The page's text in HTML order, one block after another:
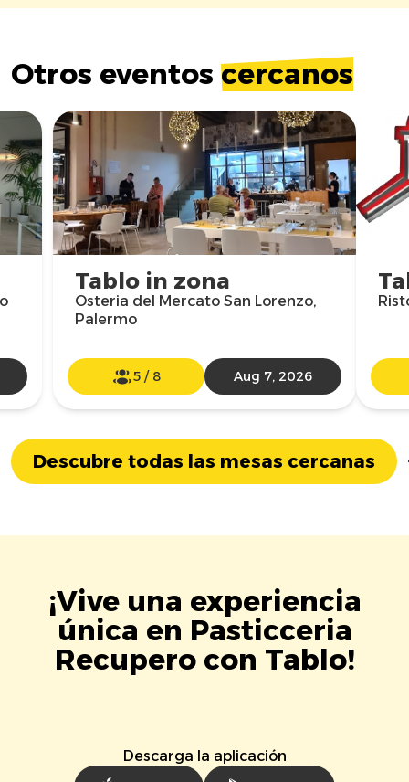
Otros eventos cercanos
Tablo in zona
Osteria del Mercato San Lorenzo,
Palermo
5 / 8 Aug 7, 2026
Descubre todas las mesas cercanas
¡Vive una experiencia
única en Pasticceria
Recupero con Tablo!
Descarga la aplicación